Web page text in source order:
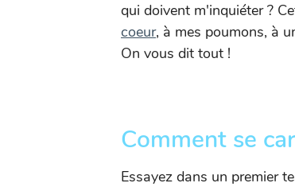
qui doivent m'inquiéter ?
coeur, à mes poumons, à
On vous dit tout !
Comment se
Essayez dans un premier